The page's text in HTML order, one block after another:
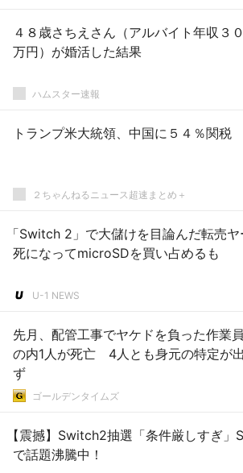
４８歳さちえさん（アルバイト年収３
万円）が婚活した結果
ハムスター速報
トランプ米大統領、中国に５４％関税
２ちゃんねるニュース超速まとめ＋
「Switch 2」で大儲けを目論んだ転売
死になってmicroSDを買い占めるも
U-1 NEWS
先月、配管工事でヤケドを負った作業
の内1人が死亡 4人とも身元の特定が
ず
ゴールデンタイムズ
【震撼】Switch2抽選「条件厳しすぎ」
で話題沸騰中！